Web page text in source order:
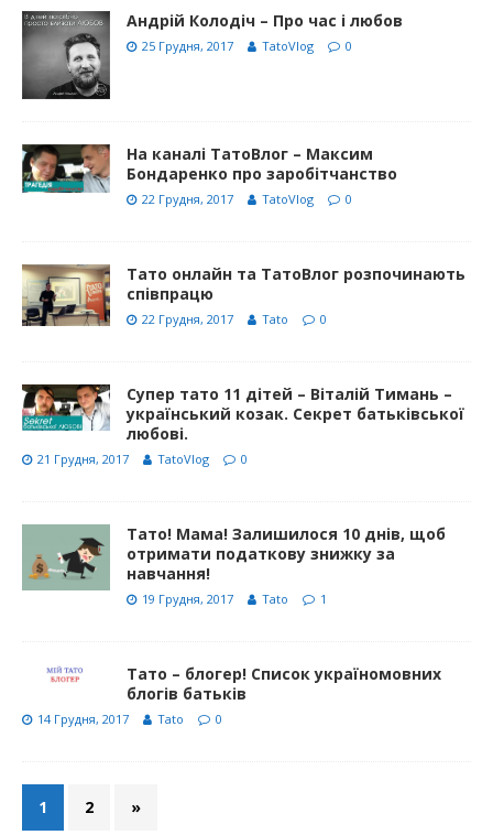
Андрій Колодіч – Про час і любов
25 Грудня, 2017 TatoVlog 0
На каналі ТатоВлог – Максим
Бондаренко про заробітчанство
22 Грудня, 2017 TatoVlog 0
Тато онлайн та ТатоВлог розпочинають
співпрацю
22 Грудня, 2017 Tato 0
Супер тато 11 дітей – Віталій Тимань –
український козак. Секрет батьківської
любові.
21 Грудня, 2017 TatoVlog 0
Тато! Мама! Залишилося 10 днів, щоб
отримати податкову знижку за
навчання!
19 Грудня, 2017 Tato 1
Тато – блогер! Список україномовних
блогів батьків
14 Грудня, 2017 Tato 0
1 2 »